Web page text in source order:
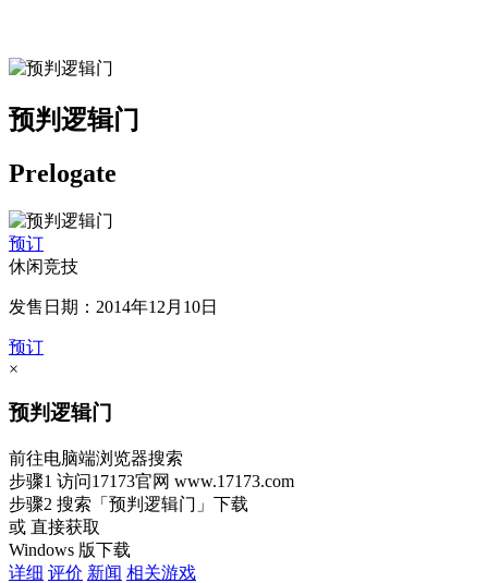
预判逻辑门
Prelogate
预订
休闲竞技
发售日期：2014年12月10日
预订
×
预判逻辑门
前往电脑端浏览器搜索
步骤1 访问17173官网 www.17173.com
步骤2 搜索 「预判逻辑门」 下载
或 直接获取
Windows 版下载
详细 评价 新闻 相关游戏